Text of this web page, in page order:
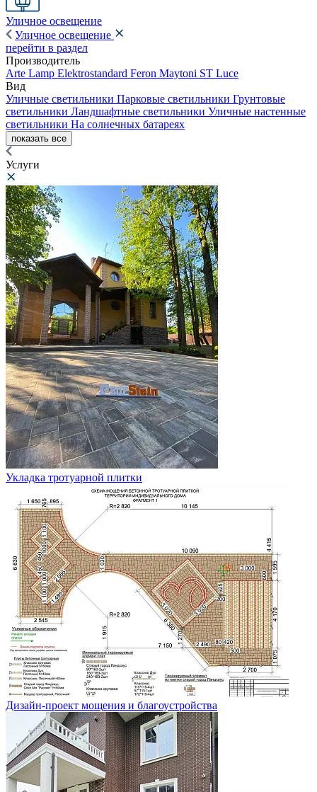
Уличное освещение
Уличное освещение
перейти в раздел
Производитель
Arte Lamp Elektrostandard Feron Maytoni ST Luce
Вид
Уличные светильники Парковые светильники Грунтовые
светильники Ландшафтные светильники Уличные настенные
светильники На солнечных батареях
показать все
Услуги
Укладка тротуарной плитки
Дизайн-проект мощения и благоустройства